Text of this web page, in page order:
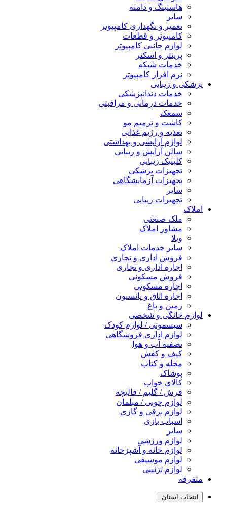
هاستینگ و دامنه
سایر
تعمیر و نگهداری کامپیوتر
کامپیوتر و قطعات
لوازم جانبی کامپیوتر
پرینتر و اسکنر
خدمات شبکه
نرم افزار کامپیوتر
پزشکی و زیبایی
خدمات دندانپزشکی
خدمات درمانی و مراقبتی
سمعک
کاشت و ترمیم مو
تغذیه و رژیم غذایی
لوازم آرایشی و بهداشتی
سالن آرایش و زیبایی
کلینیک زیبایی
تجهیزات پزشکی
تجهیزات آزمایشگاهی
سایر
تجهیزات زیبایی
املاک
ملک صنعتی
مشاور املاک
ویلا
سایر خدمات املاک
فروش اداری و تجاری
اجاره اداری و تجاری
فروش مسکونی
اجاره مسکونی
اجاره اتاق و پانسیون
زمین و باغ
لوازم خانگی و شخصی
سیسمونی / لوازم کودک
لوازم اداری فروشگاهی
تصفیه آب و هوا
کیف و کفش
مجله و کتاب
پوشاک
کالای خواب
فرش / گلیم / قالیچه
لوازم چوبی / مبلمان
لوازم برقی و گازی
اسباب بازی
سایر
لوازم ورزشی
لوازم خانه و آشپزخانه
لوازم موسیقی
لوازم تزئینی
متفرقه
انتخاب استان